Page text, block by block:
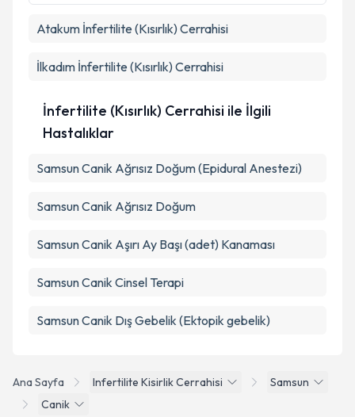
Ana Sayfa Infertilite Kisirlik Cerrahisi
Samsun
Canik
Atakum İnfertilite (Kısırlık) Cerrahisi
İlkadım İnfertilite (Kısırlık) Cerrahisi
İnfertilite (Kısırlık) Cerrahisi ile İlgili
Hastalıklar
Samsun Canik Ağrısız Doğum (Epidural Anestezi)
Samsun Canik Ağrısız Doğum
Samsun Canik Aşırı Ay Başı (adet) Kanaması
Samsun Canik Cinsel Terapi
Samsun Canik Dış Gebelik (Ektopik gebelik)